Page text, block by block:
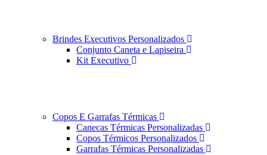
Brindes Executivos Personalizados
Conjunto Caneta e Lapiseira
Kit Executivo
Copos E Garrafas Térmicas
Canecas Térmicas Personalizadas
Copos Térmicos Personalizados
Garrafas Térmicas Personalizadas